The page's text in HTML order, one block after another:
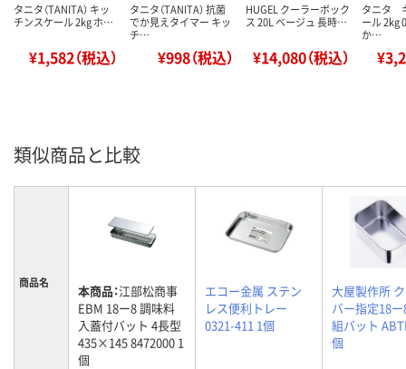
タニタ（TANITA） キッ
チンスケール 2kg ホ…
¥1,582（税込）
タニタ（TANITA） 抗菌
でか見えタイマー キッ
チ…
¥998（税込）
HUGEL クーラーボック
ス 20L ベージュ 長時…
¥14,080（税込）
タニタ
ール 2kg
か…
類似商品と比較
商品名 本商品：江部松商事
EBM 18ー8 調味料
入蓋付バット 4長型
435×145 8472000 1
個
エコー金属 ステン
レス便利トレー
0321-411 1個
大屋製作所
バー指定18
組バット
個